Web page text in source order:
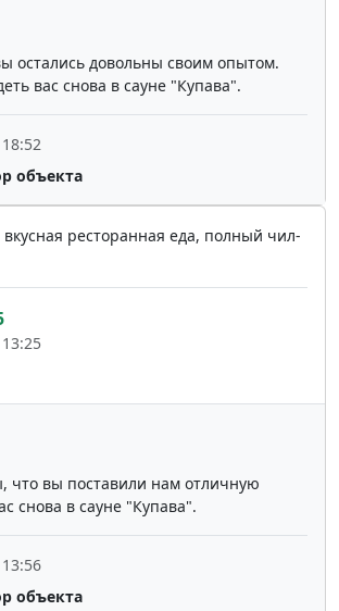
остались довольны своим опытом.
вас снова в сауне "Купава".
объекта
ресторанная еда, полный чил-
что вы поставили нам отличную
снова в сауне "Купава".
объекта